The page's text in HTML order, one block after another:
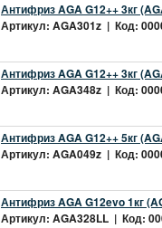
Антифриз AGA G12++ 3кг
Артикул: AGA301z | Код:
Антифриз AGA G12++ 3кг
Артикул: AGA348z | Код:
Антифриз AGA G12++ 5кг
Артикул: AGA049z | Код:
Антифриз AGA G12evo 1кг
Артикул: AGA328LL | Код: